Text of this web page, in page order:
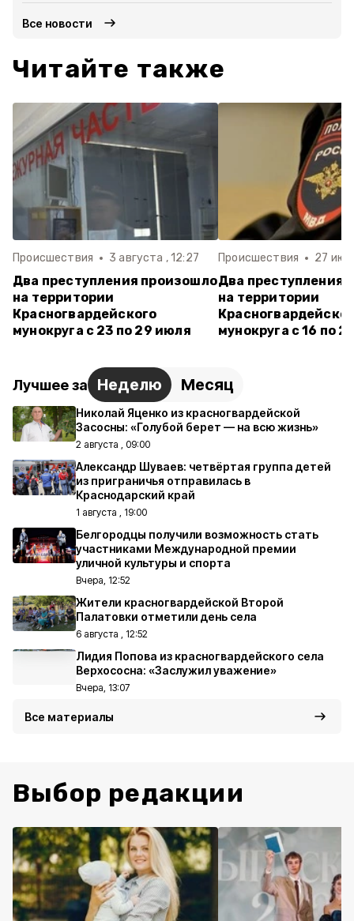
Все новости
Читайте также
Происшествия 3 августа , 12:27
Два преступления произошло
на территории
Красногвардейского
мунокруга с 23 по 29 июля
Происшествия 27
Два преступления
на территории
мунокруга с 16 по
Лучшее за Неделю Месяц
Николай Яценко из красногвардейской
Засосны: «Голубой берет — на всю жизнь»
2 августа , 09:00
Александр Шуваев: четвёртая группа детей
из приграничья отправилась в
Краснодарский край
1 августа , 19:00
Белгородцы получили возможность стать
участниками Международной премии
уличной культуры и спорта
Вчера, 12:52
Жители красногвардейской Второй
Палатовки отметили день села
6 августа , 12:52
Лидия Попова из красногвардейского села
Верхососна: «Заслужил уважение»
Вчера, 13:07
Все материалы
Выбор редакции